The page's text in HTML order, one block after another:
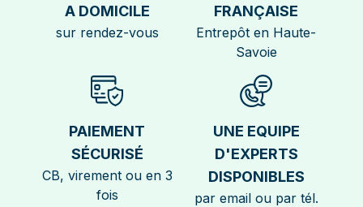
A DOMICILE
sur rendez-vous
FRANÇAISE
Entrepôt en Haute-
Savoie
PAIEMENT
SÉCURISÉ
CB, virement ou en 3
fois
UNE EQUIPE
D'EXPERTS
DISPONIBLES
par email ou par tél.